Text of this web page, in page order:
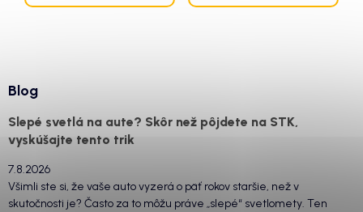
Blog
Slepé svetlá na aute? Skôr než pôjdete na STK,
vyskúšajte tento trik
7.8.2026
Všimli ste si, že vaše auto vyzerá o päť rokov staršie, než v
skutočnosti je? Často za to môžu práve „slepé“ svetlomety. Ten